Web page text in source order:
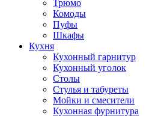
Трюмо
Комоды
Пуфы
Шкафы
Кухня
Кухонный гарнитур
Кухонный уголок
Столы
Стулья и табуреты
Мойки и смесители
Кухонная фурнитура